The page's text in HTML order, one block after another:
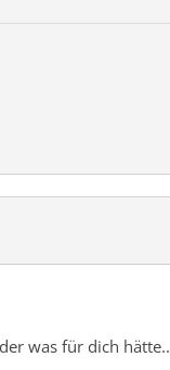
was für dich hätte..